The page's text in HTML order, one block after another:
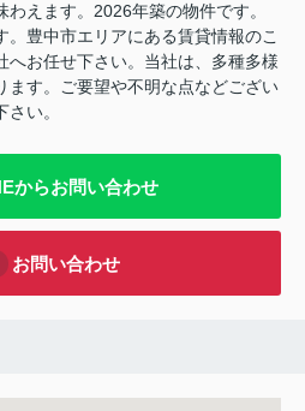
えます。2026年築の物件です。
。豊中市エリアにある賃貸情報のこ
へお任せ下さい。当社は、多種多様
ます。ご要望や不明な点などござい
い。
からお問い合わせ
お問い合わせ